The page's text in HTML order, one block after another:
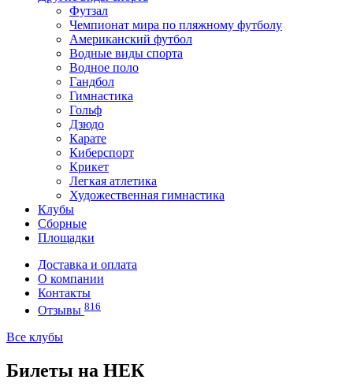
Футзал
Чемпионат мира по пляжному футболу
Американский футбол
Водные виды спорта
Водное поло
Гандбол
Гимнастика
Гольф
Дзюдо
Карате
Киберспорт
Крикет
Легкая атлетика
Художественная гимнастика
Клубы
Сборные
Площадки
Доставка и оплата
О компании
Контакты
Отзывы 816
Все клубы
Билеты на НЕК